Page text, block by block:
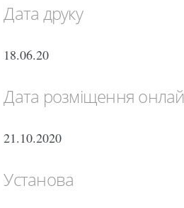
Дата друку
18.06.20
Дата розміщення
21.10.2020
Установа